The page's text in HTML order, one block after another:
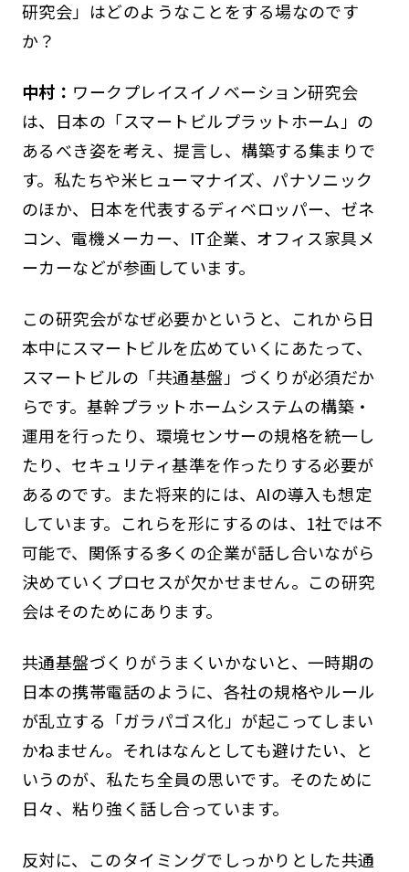
研究会」はどのようなことをする場なのです
か？
中村： ワークプレイスイノベーション研究会
は、日本の「スマートビルプラットホーム」の
あるべき姿を考え、提言し、構築する集まりで
す。私たちや米ヒューマナイズ、パナソニック
のほか、日本を代表するディベロッパー、ゼネ
コン、電機メーカー、IT企業、オフィス家具メ
ーカーなどが参画しています。
この研究会がなぜ必要かというと、これから日
本中にスマートビルを広めていくにあたって、
スマートビルの「共通基盤」づくりが必須だか
らです。基幹プラットホームシステムの構築・
運用を行ったり、環境センサーの規格を統一し
たり、セキュリティ基準を作ったりする必要が
あるのです。また将来的には、AIの導入も想定
しています。これらを形にするのは、1社では不
可能で、関係する多くの企業が話し合いながら
決めていくプロセスが欠かせません。この研究
会はそのためにあります。
共通基盤づくりがうまくいかないと、一時期の
日本の携帯電話のように、各社の規格やルール
が乱立する「ガラパゴス化」が起こってしまい
かねません。それはなんとしても避けたい、と
いうのが、私たち全員の思いです。そのために
日々、粘り強く話し合っています。
反対に、このタイミングでしっかりとした共通